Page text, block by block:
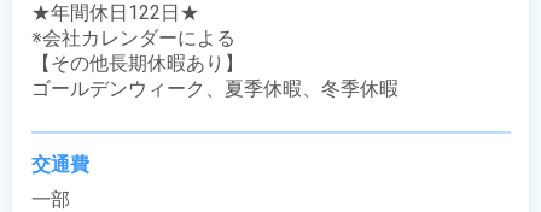
★年間休日122日★
※会社カレンダーによる
【その他長期休暇あり】
ゴールデンウィーク、夏季休暇、冬季休暇
交通費
一部